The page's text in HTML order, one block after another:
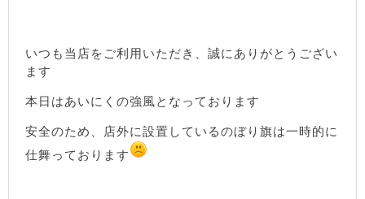
いつも当店をご利用いただき、誠にありがとうござい
ます
本日はあいにくの強風となっております
安全のため、店外に設置しているのぼり旗は一時的に
仕舞っております